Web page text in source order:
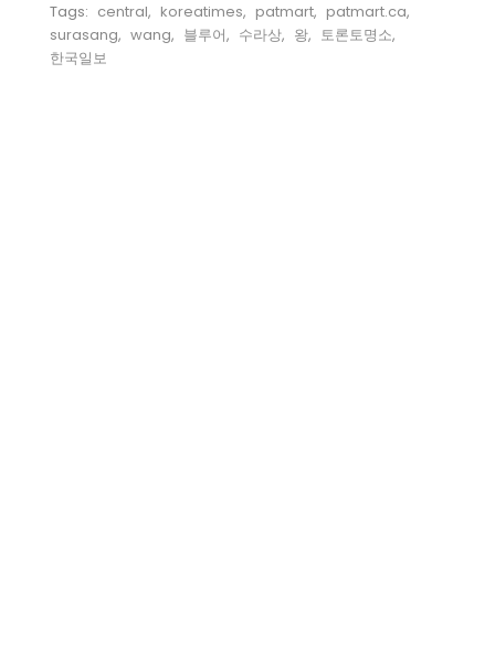
Tags: central, koreatimes, patmart, patmart.ca,
surasang, wang, 블루어, 수라상, 왕, 토론토명소,
한국일보